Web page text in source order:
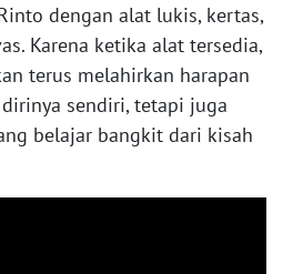
dengan alat lukis, kertas,
Karena ketika alat tersedia,
terus melahirkan harapan
sendiri, tetapi juga
belajar bangkit dari kisah